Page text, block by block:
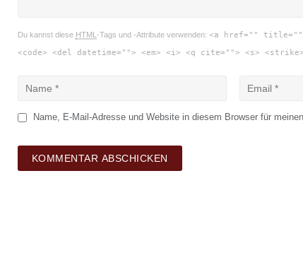
Du kannst diese HTML -Tags und -Attribute verwenden: <a href=""
<code> <del datetime=""> <em> <i> <q cite=""> <s>
Name, E-Mail-Adresse und Website in diesem Browser für